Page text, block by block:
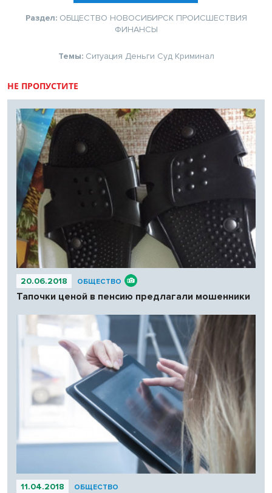
Раздел: ОБЩЕСТВО НОВОСИБИРСК ПРОИСШЕСТВИЯ
ФИНАНСЫ
Темы: Ситуация Деньги Суд Криминал
НЕ ПРОПУСТИТЕ
20.06.2018 ОБЩЕСТВО
Тапочки ценой в пенсию предлагали мошенники
11.04.2018 ОБЩЕСТВО